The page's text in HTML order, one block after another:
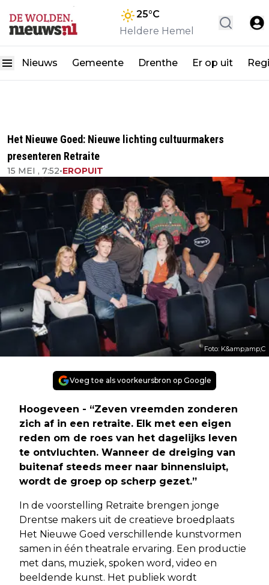
25°C
Heldere Hemel
Nieuws Gemeente Drenthe Er op uit
Het Nieuwe Goed: Nieuwe lichting cultuurmakers
presenteren Retraite
15 MEI , 7:52•EROPUIT
Foto: K&amp;amp;C
Voeg toe als voorkeursbron op Google
Hoogeveen - “Zeven vreemden zonderen
zich af in een retraite. Elk met een eigen
reden om de roes van het dagelijks leven
te ontvluchten. Wanneer de dreiging van
buitenaf steeds meer naar binnensluipt,
wordt de groep op scherp gezet.”
In de voorstelling Retraite brengen jonge
Drentse makers uit de creatieve broedplaats
Het Nieuwe Goed verschillende kunstvormen
samen in één theatrale ervaring. Een productie
met dans, muziek, spoken word, video en
beeldende kunst. Het publiek wordt